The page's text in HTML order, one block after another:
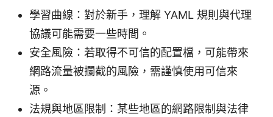
學習曲線：對於新手，理解 YAML 規則與代理
協議可能需要一些時間。
安全風險：若取得不可信的配置檔，可能帶來
網路流量被攔截的風險，需謹慎使用可信來
源。
法規與地區限制：某些地區的網路限制與法律